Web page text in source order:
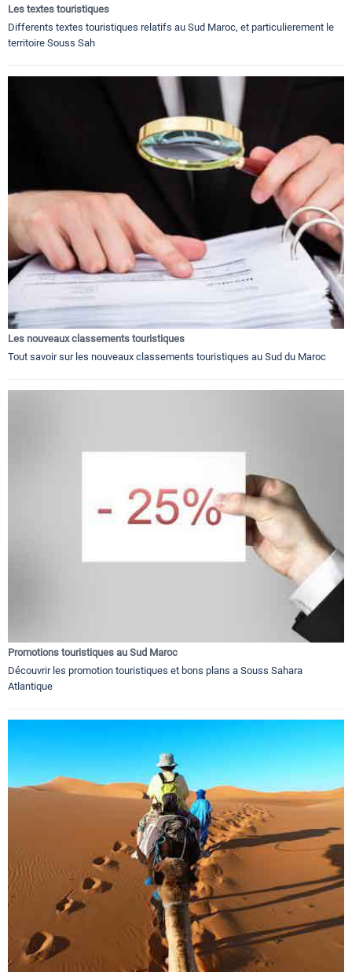
Les textes touristiques
Differents textes touristiques relatifs au Sud Maroc, et particulierement le
territoire Souss Sah
Les nouveaux classements touristiques
Tout savoir sur les nouveaux classements touristiques au Sud du Maroc
Promotions touristiques au Sud Maroc
Découvrir les promotion touristiques et bons plans a Souss Sahara
Atlantique